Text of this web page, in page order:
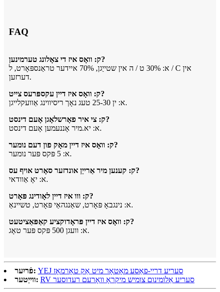
FAQ
ק: וואָס איז די צאָלונג טערמינען?
א: 30% ט / ה אין שטייַגן, 70% איידער טראַנספּאָרט, ל / C אין
דערזען.
ק: וואָס איז דיין עקספּרעס צייט?
א: ין 25-30 טעג נאָך ריסיווינג אַוועקלייגן.
ק: צי איר פאָרשלאָגן אָעם דינסט?
א: יא.מיר אָננעמען אָעם דינסט.
ק: וואָס איז דיין מאָק פון דעם נומער?
א: 5 פּקס פּער נומער.
ק: קענען מיר אַרייַן אונדזער סאָרט אויף עס?
א: יאָ אַוודאי.
ק: ווו איז דיין לאָודינג פּאָרט?
א: נינגבאָ פּאָרט, שאַנגהאַי פּאָרט, טשיינאַ.
ק: וואָס איז דיין פּראָדוקציע קאַפּאַציטעט?
א: וועגן 500 פּקס פּער טאָג.
פֿריִער:
YEJ סעריע דריי-פאַסע מאָטאָר מיט אַק טאָרמאָז
ווייַטער:
RV סעריע אַלומינום צומיש מיקראָ וואָרעם רעדוסער